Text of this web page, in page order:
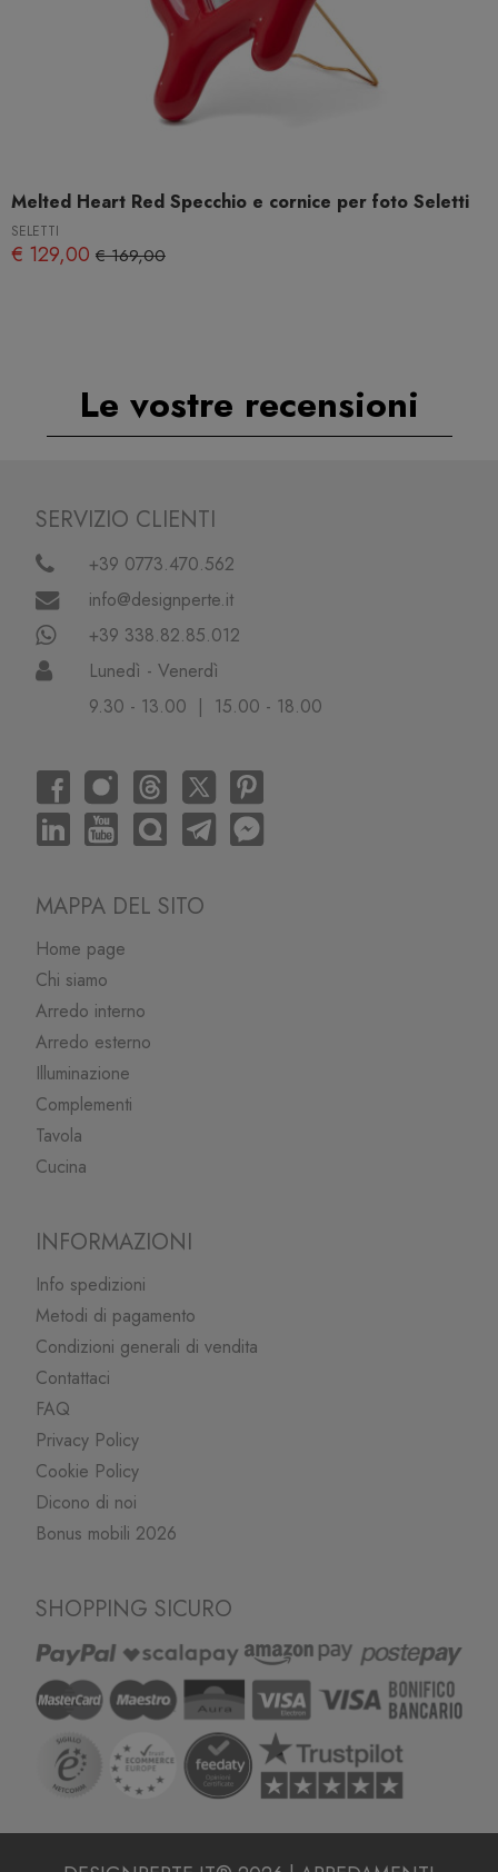
Melted Heart Red Specchio e cornice per foto Seletti
SELETTI
€ 129,00 € 169,00
Le vostre recensioni
SERVIZIO CLIENTI
+39 0773.470.562
info@designperte.it
+39 338.82.85.012
Lunedì - Venerdì
9.30 - 13.00 | 15.00 - 18.00
MAPPA DEL SITO
Home page
Chi siamo
Arredo interno
Arredo esterno
Illuminazione
Complementi
Tavola
Cucina
INFORMAZIONI
Info spedizioni
Metodi di pagamento
Condizioni generali di vendita
Contattaci
FAQ
Privacy Policy
Cookie Policy
Dicono di noi
Bonus mobili 2026
SHOPPING SICURO